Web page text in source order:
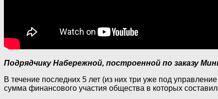
Подрядчику Набережной, построенной по заказу
В течение последних 5 лет (из них три уже под
сумма финансового участия общества в которых